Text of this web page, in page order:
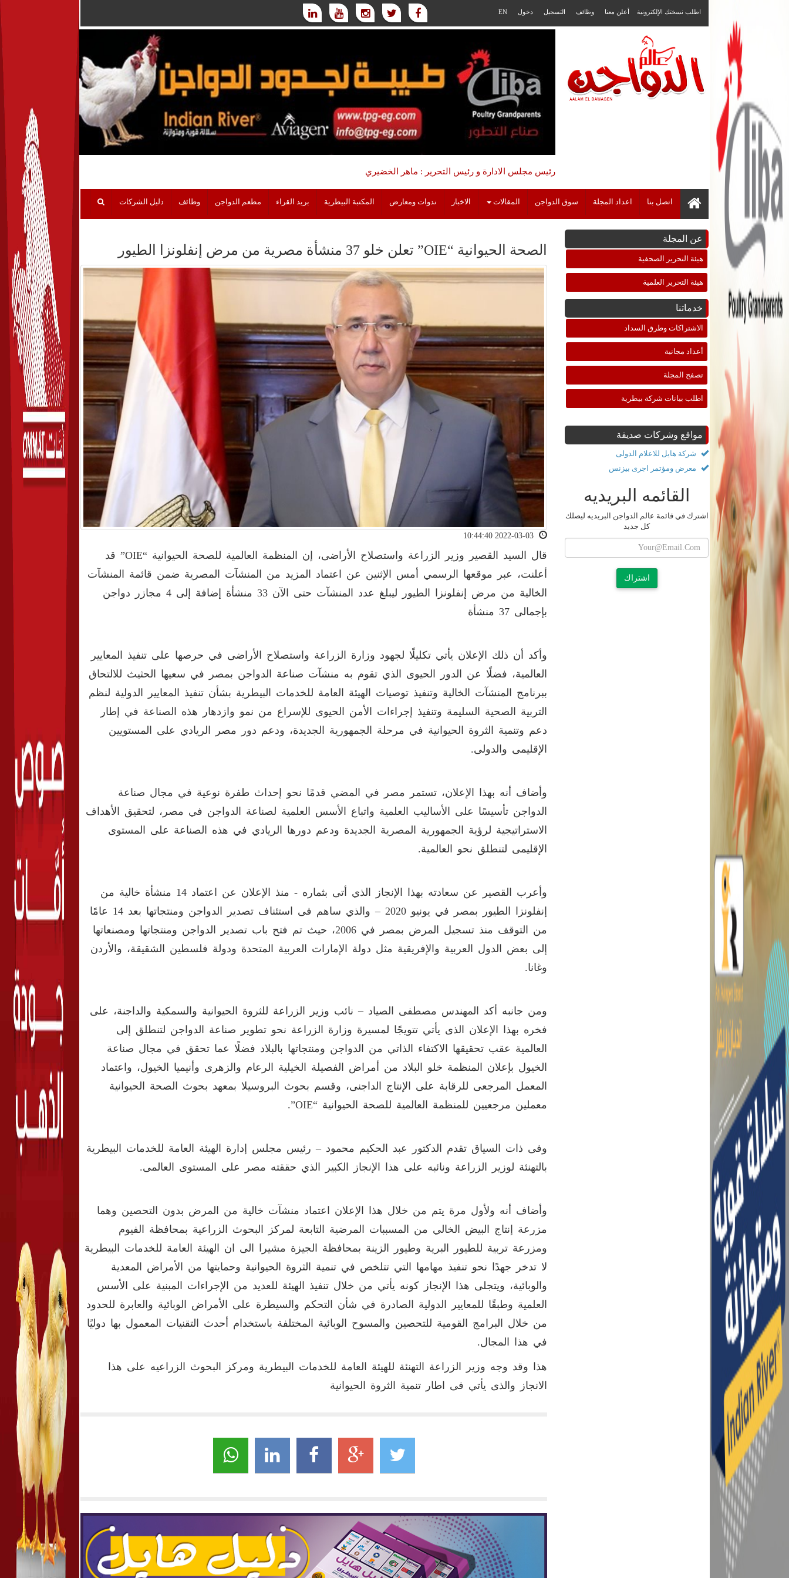
اطلب نسختك الإلكترونية أعلن معنا وظائف التسجيل دخول EN
رئيس مجلس الادارة و رئيس التحرير : ماهر الخضيري
اتصل بنا اعداد المجلة سوق الدواجن المقالات الاخبار ندوات ومعارض المكتبة البيطرية بريد القراء مطعم الدواجن وظائف دليل الشركات
عن المجلة
هيئة التحرير الصحفية
هيئة التحرير العلمية
خدماتنا
الاشتراكات وطرق السداد
أعداد مجانية
تصفح المجلة
اطلب بيانات شركة بيطرية
مواقع وشركات صديقة
شركة هايل للاعلام الدولى
معرض ومؤتمر اجرى بيزنس
القائمه البريديه
اشترك في قائمة عالم الدواجن البريديه ليصلك
كل جديد
اشتراك
الصحة الحيوانية “OIE” تعلن خلو 37 منشأة مصرية من مرض إنفلونزا الطيور
قال السيد القصير وزير الزراعة واستصلاح الأراضى، إن المنظمة العالمية للصحة الحيوانية “OIE” قد
أعلنت، عبر موقعها الرسمي أمس الإثنين عن اعتماد المزيد من المنشآت المصرية ضمن قائمة المنشآت
الخالية من مرض إنفلونزا الطيور ليبلغ عدد المنشآت حتى الآن 33 منشأة إضافة إلى 4 مجازر دواجن
بإجمالى 37 منشأة
وأكد أن ذلك الإعلان يأتي تكليلًا لجهود وزارة الزراعة واستصلاح الأراضى في حرصها على تنفيذ المعايير
العالمية، فضلًا عن الدور الحيوى الذي تقوم به منشآت صناعة الدواجن بمصر في سعيها الحثيث للالتحاق
ببرنامج المنشآت الخالية وتنفيذ توصيات الهيئة العامة للخدمات البيطرية بشأن تنفيذ المعايير الدولية لنظم
التربية الصحية السليمة وتنفيذ إجراءات الأمن الحيوى للإسراع من نمو وازدهار هذه الصناعة في إطار
دعم وتنمية الثروة الحيوانية في مرحلة الجمهورية الجديدة، ودعم دور مصر الريادي على المستويين
الإقليمى والدولى.
وأضاف أنه بهذا الإعلان، تستمر مصر في المضي قدمًا نحو إحداث طفرة نوعية في مجال صناعة
الدواجن تأسيسًا على الأساليب العلمية واتباع الأسس العلمية لصناعة الدواجن في مصر، لتحقيق الأهداف
الاستراتيجية لرؤية الجمهورية المصرية الجديدة ودعم دورها الريادي في هذه الصناعة على المستوى
الإقليمى لتنطلق نحو العالمية.
وأعرب القصير عن سعادته بهذا الإنجاز الذي أتى بثماره - منذ الإعلان عن اعتماد 14 منشأة خالية من
إنفلونزا الطيور بمصر في يونيو 2020 – والذي ساهم فى استئناف تصدير الدواجن ومنتجاتها بعد 14 عامًا
من التوقف منذ تسجيل المرض بمصر في 2006، حيث تم فتح باب تصدير الدواجن ومنتجاتها ومصنعاتها
إلى بعض الدول العربية والإفريقية مثل دولة الإمارات العربية المتحدة ودولة فلسطين الشقيقة، والأردن
وغانا.
ومن جانبه أكد المهندس مصطفى الصياد – نائب وزير الزراعة للثروة الحيوانية والسمكية والداجنة، على
فخره بهذا الإعلان الذى يأتي تتويجًا لمسيرة وزارة الزراعة نحو تطوير صناعة الدواجن لتنطلق إلى
العالمية عقب تحقيقها الاكتفاء الذاتي من الدواجن ومنتجاتها بالبلاد فضلًا عما تحقق في مجال صناعة
الخيول بإعلان المنظمة خلو البلاد من أمراض الفصيلة الخيلية الرعام والزهرى وأنيميا الخيول، واعتماد
المعمل المرجعى للرقابة على الإنتاج الداجنى، وقسم بحوث البروسيلا بمعهد بحوث الصحة الحيوانية
معملين مرجعيين للمنظمة العالمية للصحة الحيوانية “OIE”.
وفى ذات السياق تقدم الدكتور عبد الحكيم محمود – رئيس مجلس إدارة الهيئة العامة للخدمات البيطرية
بالتهنئة لوزير الزراعة ونائبه على هذا الإنجاز الكبير الذي حققته مصر على المستوى العالمى.
وأضاف أنه ولأول مرة يتم من خلال هذا الإعلان اعتماد منشآت خالية من المرض بدون التحصين وهما
مزرعة إنتاج البيض الخالي من المسببات المرضية التابعة لمركز البحوث الزراعية بمحافظة الفيوم
ومزرعة تربية للطيور البرية وطيور الزينة بمحافظة الجيزة مشيرا الى ان الهيئة العامة للخدمات البيطرية
لا تدخر جهدًا نحو تنفيذ مهامها التي تتلخص في تنمية الثروة الحيوانية وحمايتها من الأمراض المعدية
والوبائية، ويتجلى هذا الإنجاز كونه يأتي من خلال تنفيذ الهيئة للعديد من الإجراءات المبنية على الأسس
العلمية وطبقًا للمعايير الدولية الصادرة في شأن التحكم والسيطرة على الأمراض الوبائية والعابرة للحدود
من خلال البرامج القومية للتحصين والمسوح الوبائية المختلفة باستخدام أحدث التقنيات المعمول بها دوليًا
في هذا المجال.
هذا وقد وجه وزير الزراعة التهنئة للهيئة العامة للخدمات البيطرية ومركز البحوث الزراعيه على هذا
الانجاز والذى يأتي فى اطار تنمية الثروة الحيوانية